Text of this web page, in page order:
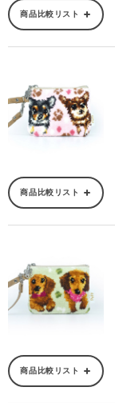
商品比較リスト
商品比較リスト
商品比較リスト